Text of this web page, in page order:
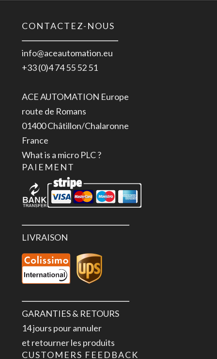
CONTACTEZ-NOUS
info@aceautomation.eu
+33 (0)4 74 55 52 51
ACE AUTOMATION Europe
route de Romans
01400 Châtillon/Chalaronne
France
What is a micro PLC ?
PAIEMENT
LIVRAISON
GARANTIES & RETOURS
14 jours pour annuler
et retourner les produits
CUSTOMERS FEEDBACK